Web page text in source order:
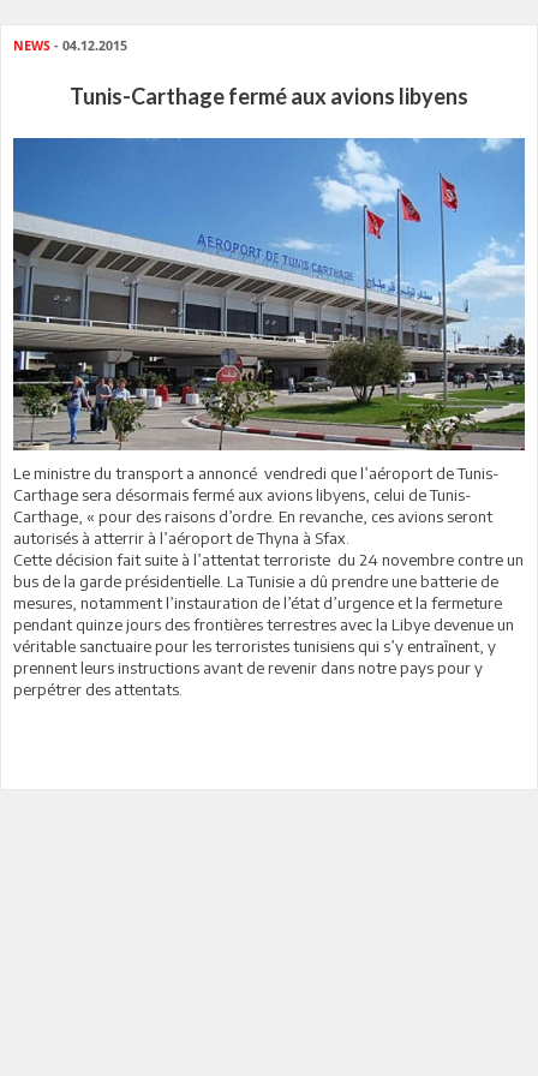
NEWS - 04.12.2015
Tunis-Carthage fermé aux avions libyens
Le ministre du transport a annoncé vendredi que l’aéroport de Tunis-
Carthage sera désormais fermé aux avions libyens, celui de Tunis-
Carthage, « pour des raisons d’ordre. En revanche, ces avions seront
autorisés à atterrir à l’aéroport de Thyna à Sfax.
Cette décision fait suite à l’attentat terroriste du 24 novembre contre un
bus de la garde présidentielle. La Tunisie a dû prendre une batterie de
mesures, notamment l’instauration de l’état d’urgence et la fermeture
pendant quinze jours des frontières terrestres avec la Libye devenue un
véritable sanctuaire pour les terroristes tunisiens qui s’y entraînent, y
prennent leurs instructions avant de revenir dans notre pays pour y
perpétrer des attentats.